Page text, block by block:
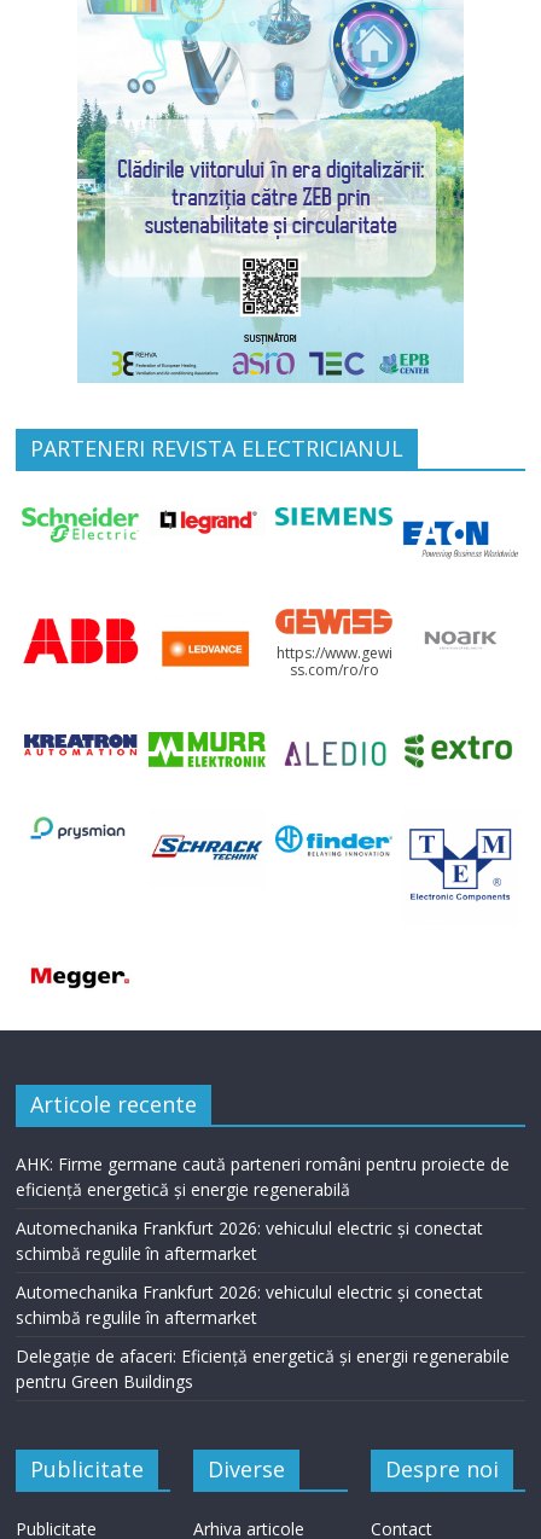
PARTENERI REVISTA ELECTRICIANUL
https://www.gewi
ss.com/ro/ro
Articole recente
AHK: Firme germane caută parteneri români pentru proiecte de
eficiență energetică și energie regenerabilă
Automechanika Frankfurt 2026: vehiculul electric și conectat
schimbă regulile în aftermarket
Automechanika Frankfurt 2026: vehiculul electric și conectat
schimbă regulile în aftermarket
Delegație de afaceri: Eficiență energetică și energii regenerabile
pentru Green Buildings
Publicitate
Publicitate
Diverse
Arhiva articole
Despre noi
Contact